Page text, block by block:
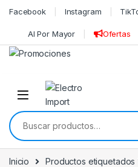
Skip to navigation
Skip to content
Facebook Instagram
Al Por Mayor Ofertas
Buscar por:
Inicio Productos etiquetados